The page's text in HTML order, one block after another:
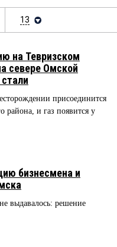
Блоги
13
на Тевризском
севере Омской
присоединится
района, и газ появится у
бизнесмена и
выдавалось: решение